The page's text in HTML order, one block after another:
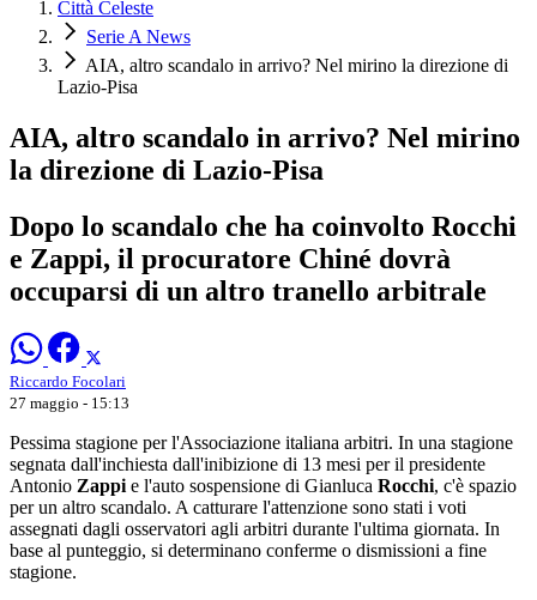
Città Celeste
Serie A News
AIA, altro scandalo in arrivo? Nel mirino la direzione di
Lazio-Pisa
AIA, altro scandalo in arrivo? Nel mirino
la direzione di Lazio-Pisa
Dopo lo scandalo che ha coinvolto Rocchi
e Zappi, il procuratore Chiné dovrà
occuparsi di un altro tranello arbitrale
Riccardo Focolari
27 maggio - 15:13
Pessima stagione per l'Associazione italiana arbitri. In una stagione
segnata dall'inchiesta dall'inibizione di 13 mesi per il presidente
Antonio Zappi e l'auto sospensione di Gianluca Rocchi, c'è spazio
per un altro scandalo. A catturare l'attenzione sono stati i voti
assegnati dagli osservatori agli arbitri durante l'ultima giornata. In
base al punteggio, si determinano conferme o dismissioni a fine
stagione.